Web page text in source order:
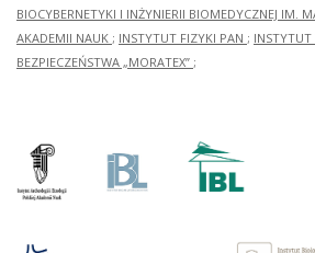
BIOCYBERNETYKI I INŻYNIERII BIOMEDYCZNEJ IM.
AKADEMII NAUK ; INSTYTUT FIZYKI PAN ;
BEZPIECZEŃSTWA „MORATEX” ;